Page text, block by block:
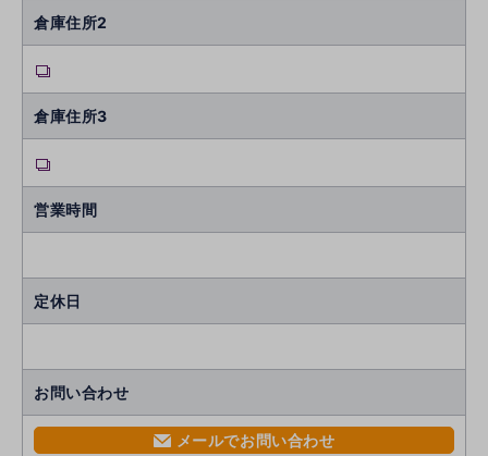
倉庫住所2
倉庫住所3
営業時間
定休日
お問い合わせ
mail メールでお問い合わせ